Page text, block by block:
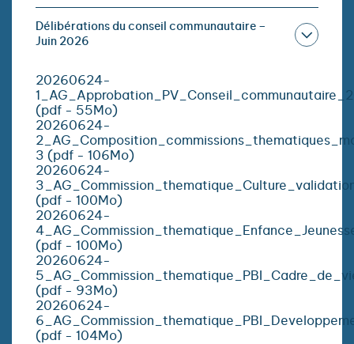
Délibérations du conseil communautaire –
Juin 2026
20260624-
(pdf - 55Mo)
20260624-
3 (pdf - 106Mo)
20260624-
(pdf - 100Mo)
20260624-
(pdf - 100Mo)
20260624-
(pdf - 93Mo)
20260624-
(pdf - 104Mo)